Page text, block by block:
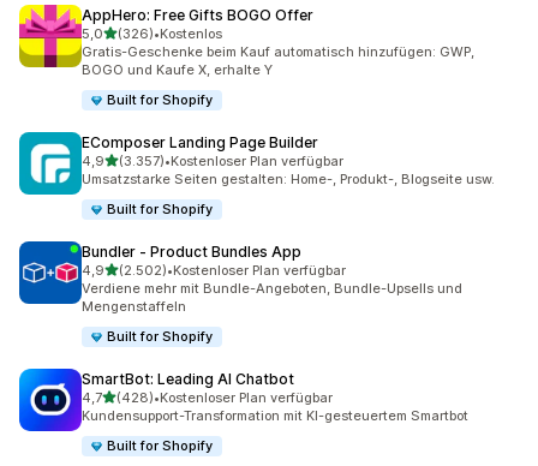
AppHero: Free Gifts BOGO Offer
5,0von 5 Sternen
(326)
326 Rezensionen insgesamt
•Kostenlos
Gratis-Geschenke beim Kauf automatisch hinzufügen: GWP,
BOGO und Kaufe X, erhalte Y
Built for Shopify
EComposer Landing Page Builder
4,9von 5 Sternen
(3.357)
3357 Rezensionen insgesamt
•Kostenloser Plan verfügbar
Umsatzstarke Seiten gestalten: Home-, Produkt-, Blogseite usw.
Built for Shopify
Bundler ‑ Product Bundles App
4,9von 5 Sternen
(2.502)
2502 Rezensionen insgesamt
•Kostenloser Plan verfügbar
Verdiene mehr mit Bundle-Angeboten, Bundle-Upsells und
Mengenstaffeln
Built for Shopify
SmartBot: Leading AI Chatbot
4,7von 5 Sternen
(428)
428 Rezensionen insgesamt
•Kostenloser Plan verfügbar
Kundensupport-Transformation mit KI-gesteuertem Smartbot
Built for Shopify